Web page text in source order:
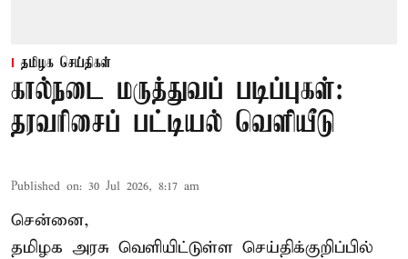
தமிழக செய்திகள்
கால்நடை மருத்துவப் படிப்புகள்:
தரவரிசைப் பட்டியல் வெளியீடு
Published on: 30 Jul 2026, 8:17 am
சென்னை,
தமிழக அரசு வெளியிட்டுள்ள செய்திக்குறிப்பில்